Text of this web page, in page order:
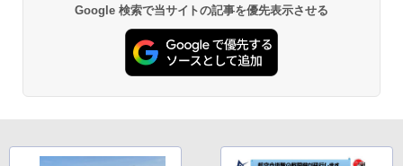
Google 検索で当サイトの記事を優先表示させる